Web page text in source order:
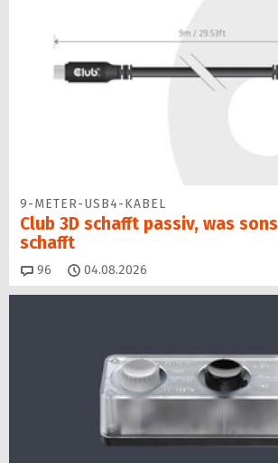
9-METER-USB4-KABEL
Club 3D schafft passiv, was
schafft
96 Kommentare
04.08.2026